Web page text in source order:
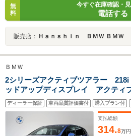
無
料
今すぐ在庫確認・
電話する
販売店： Ｈａｎｓｈｉｎ ＢＭＷ ＢＭＷ Ｐｒｅｍｉｕｍ Ｓ
ＢＭＷ
2シリーズアクティブツアラー
ッドアップディスプレイ アクティ
ール 17インチAW 電動リアゲー
全周囲カメラ パドルシフト アン
ーブドディスプレイ PDCセンサー
ディーラー保証 車両品質評価書付 購入プラン付
支払総額
314.8万円